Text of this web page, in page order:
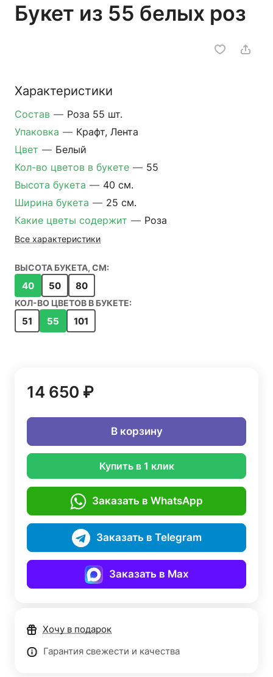
Букет из 55 белых роз
Характеристики
Состав — Роза 55 шт.
Упаковка — Крафт, Лента
Цвет — Белый
Кол-во цветов в букете — 55
Высота букета — 40 см.
Ширина букета — 25 см.
Какие цветы содержит — Роза
Все характеристики
ВЫСОТА БУКЕТА, СМ:
40 50 80
КОЛ-ВО ЦВЕТОВ В БУКЕТЕ:
51 55 101
14 650 ₽
В корзину
Купить в 1 клик
Заказать в WhatsApp
Заказать в Telegram
Заказать в Max
Хочу в подарок
Гарантия свежести и качества